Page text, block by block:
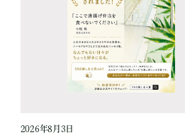
2026年8月3日